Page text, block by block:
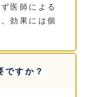
医師による
効果には個
すか？